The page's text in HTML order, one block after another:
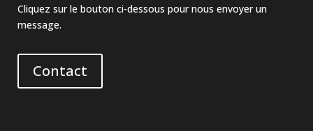
Cliquez sur le bouton ci-dessous pour nous envoyer un
message.
Contact